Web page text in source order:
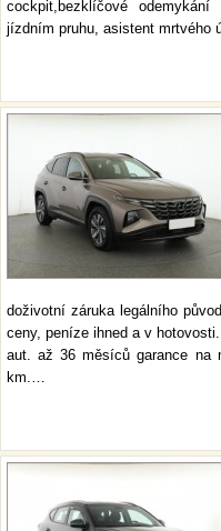
cockpit,bezklíčové
jízdním pruhu, asistent mrtvého
doživotní záruka legálního
ceny, peníze ihned a v
aut. až 36 měsíců garance na
km.…